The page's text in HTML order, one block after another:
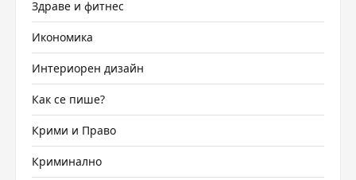
Здраве и фитнес
Икономика
Интериорен дизайн
Как се пише?
Крими и Право
Криминално